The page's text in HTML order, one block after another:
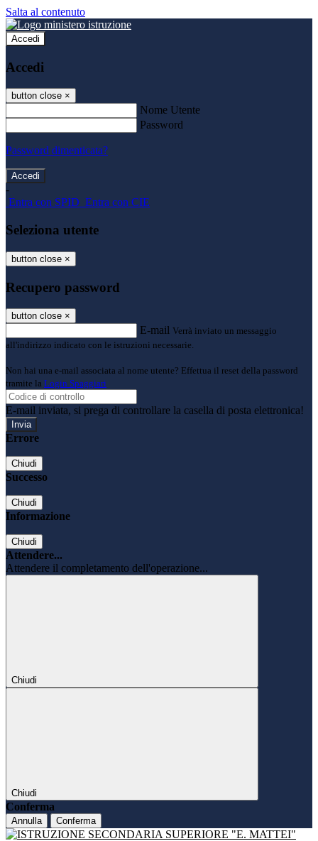
Salta al contenuto
Accedi
Accedi
button close ×
Nome Utente
Password
Password dimenticata?
-
Entra con SPID Entra con CIE
Seleziona utente
button close ×
Recupero password
button close ×
E-mail Verrà inviato un messaggio
all'indirizzo indicato con le istruzioni necessarie.
Non hai una e-mail associata al nome utente? Effettua il reset della password
tramite la Login Spaggiari
E-mail inviata, si prega di controllare la casella di posta elettronica!
Errore
Chiudi
Successo
Chiudi
Informazione
Chiudi
Attendere...
Attendere il completamento dell'operazione...
Chiudi
Chiudi
Conferma
Annulla Conferma